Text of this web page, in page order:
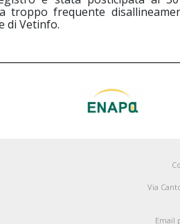
troppo frequente
di Vetinfo.
Via
Email